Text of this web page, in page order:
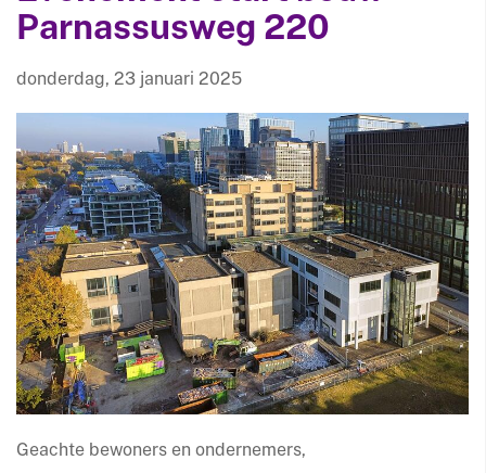
Parnassusweg 220
donderdag, 23 januari 2025
Geachte bewoners en ondernemers,